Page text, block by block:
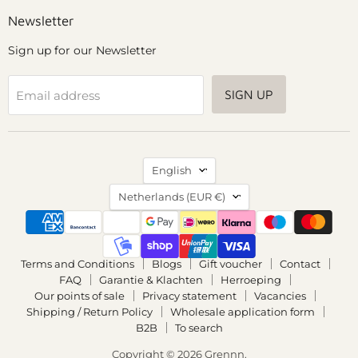
Facebook
Newsletter
Sign up for our Newsletter
Email address SIGN UP
Language
English
Country
Netherlands (EUR €)
Terms and Conditions Blogs Gift voucher
Contact
FAQ
Garantie & Klachten
Herroeping
Our points of sale
Privacy statement
Vacancies
Shipping / Return Policy
Wholesale application form
B2B
To search
Copyright © 2026 Grennn.